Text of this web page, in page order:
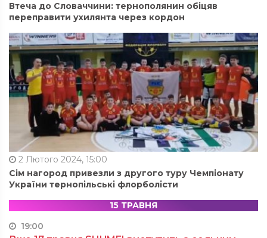
Втеча до Словаччини: тернополянин обіцяв
переправити ухилянта через кордон
2 Лютого 2024, 15:00
Сім нагород привезли з другого туру Чемпіонату
України тернопільські флорболісти
15 ТРАВНЯ
19:00